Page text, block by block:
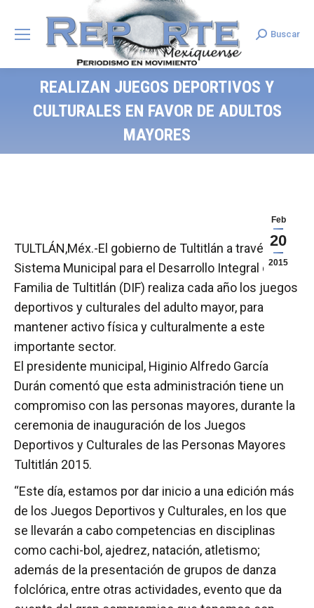
Search:
Buscar
REALIZAN JUEGOS DEPORTIVOS Y
CULTURALES EN FAVOR DE ADULTOS
MAYORES
Feb
20
2015
TULTLÁN,Méx.-El gobierno de Tultitlán a través del
Sistema Municipal para el Desarrollo Integral de la
Familia de Tultitlán (DIF) realiza cada año los juegos
deportivos y culturales del adulto mayor, para
mantener activo física y culturalmente a este
importante sector.
El presidente municipal, Higinio Alfredo García
Durán comentó que esta administración tiene un
compromiso con las personas mayores, durante la
ceremonia de inauguración de los Juegos
Deportivos y Culturales de las Personas Mayores
Tultitlán 2015.
“Este día, estamos por dar inicio a una edición más
de los Juegos Deportivos y Culturales, en los que
se llevarán a cabo competencias en disciplinas
como cachi-bol, ajedrez, natación, atletismo;
además de la presentación de grupos de danza
folclórica, entre otras actividades, evento que da